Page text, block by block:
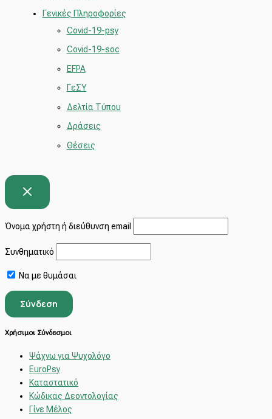
Γενικές Πληροφορίες
Covid-19-psy
Covid-19-soc
EFPA
ΓεΣΥ
Δελτία Τύπου
Δράσεις
Θέσεις
Όνομα χρήστη ή διεύθυνση email
Συνθηματικό
Να με θυμάσαι
Χρήσιμοι Σύνδεσμοι
Ψάχνω για Ψυχολόγο
EuroPsy
Καταστατικό
Κώδικας Δεοντολογίας
Γίνε Μέλος